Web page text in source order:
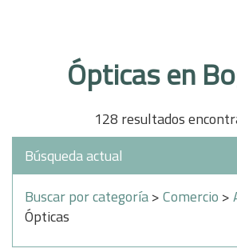
Ópticas en
128 resultados
Búsqueda actual
Buscar por categoría>Comercio >
Ópticas